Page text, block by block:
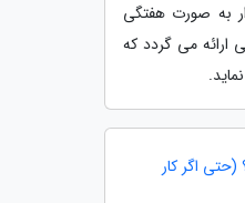
به صورت هفتگی
ارائه می گردد که
(حتی اگر کار